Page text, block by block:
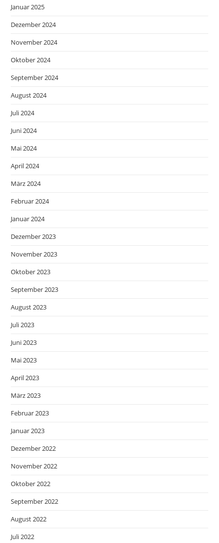
Januar 2025
Dezember 2024
November 2024
Oktober 2024
September 2024
August 2024
Juli 2024
Juni 2024
Mai 2024
April 2024
März 2024
Februar 2024
Januar 2024
Dezember 2023
November 2023
Oktober 2023
September 2023
August 2023
Juli 2023
Juni 2023
Mai 2023
April 2023
März 2023
Februar 2023
Januar 2023
Dezember 2022
November 2022
Oktober 2022
September 2022
August 2022
Juli 2022